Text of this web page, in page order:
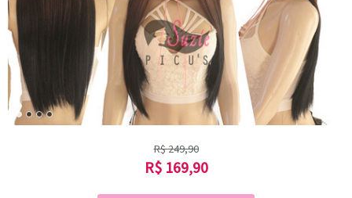
R$249,90
R$ 169,90